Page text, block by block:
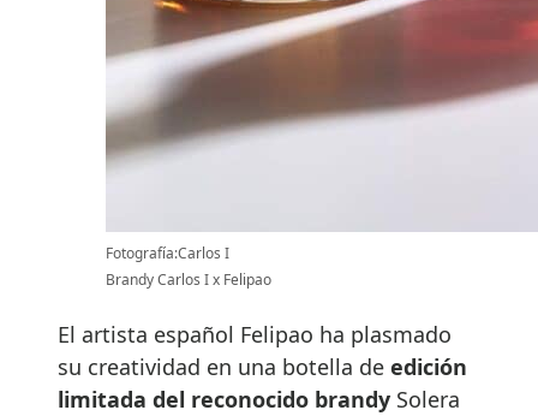
Fotografía:Carlos I
Brandy Carlos I x Felipao
El artista español Felipao ha plasmado
su creatividad en una botella de edición
limitada del reconocido brandy Solera